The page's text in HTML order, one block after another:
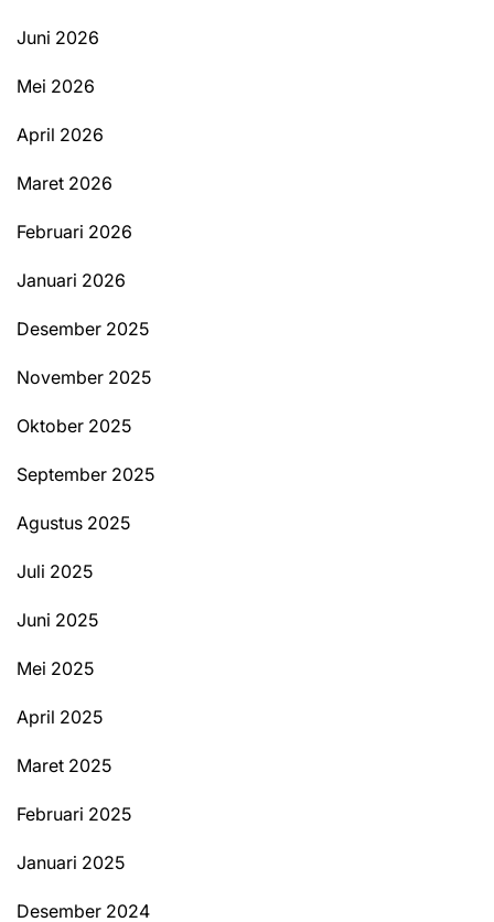
Juni 2026
Mei 2026
April 2026
Maret 2026
Februari 2026
Januari 2026
Desember 2025
November 2025
Oktober 2025
September 2025
Agustus 2025
Juli 2025
Juni 2025
Mei 2025
April 2025
Maret 2025
Februari 2025
Januari 2025
Desember 2024